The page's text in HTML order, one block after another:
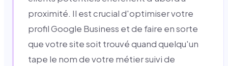
proximité. Il est crucial d'optimiser votre
profil Google Business et de faire en sorte
que votre site soit trouvé quand quelqu'un
tape le nom de votre métier suivi de